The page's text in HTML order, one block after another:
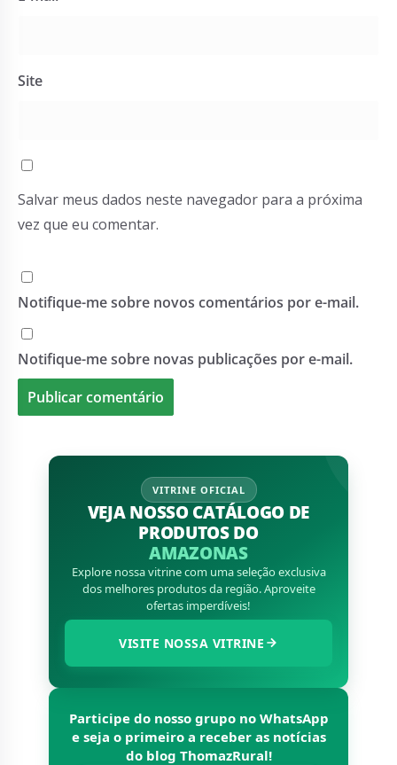
Site
Salvar meus dados neste navegador para a próxima
vez que eu comentar.
Notifique-me sobre novos comentários por e-mail.
Notifique-me sobre novas publicações por e-mail.
VITRINE OFICIAL
VEJA NOSSO CATÁLOGO DE
PRODUTOS DO
AMAZONAS
Explore nossa vitrine com uma seleção exclusiva
dos melhores produtos da região. Aproveite
ofertas imperdíveis!
VISITE NOSSA VITRINE
Participe do nosso grupo no WhatsApp
e seja o primeiro a receber as notícias
do blog ThomazRural!